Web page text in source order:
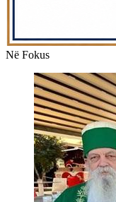
Në Fokus